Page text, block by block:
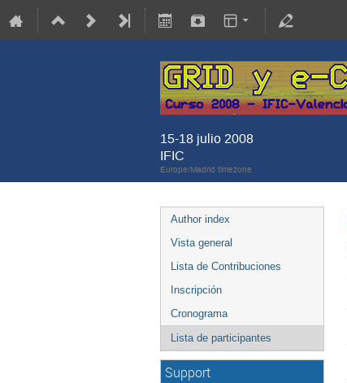
15-18 julio 2008
IFIC
Europe/Madrid timezone
Author index
Vista general
Lista de Contribuciones
Inscripción
Cronograma
Lista de participantes
Support